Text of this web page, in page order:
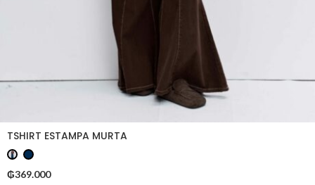
TSHIRT ESTAMPA MURTA
₲369.000